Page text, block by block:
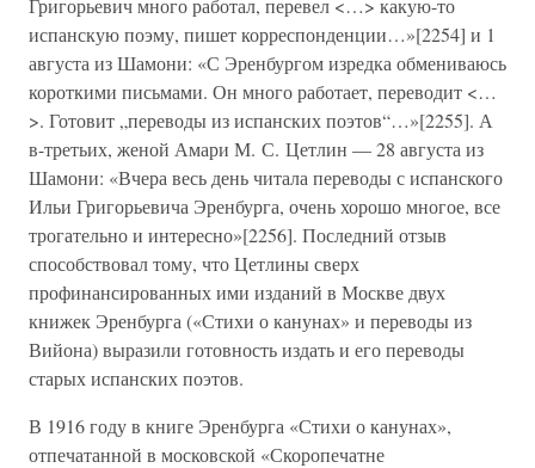
Григорьевич много работал, перевел <…> какую-то
испанскую поэму, пишет корреспонденции…»[2254] и 1
августа из Шамони: «С Эренбургом изредка обмениваюсь
короткими письмами. Он много работает, переводит <…
>. Готовит „переводы из испанских поэтов“…»[2255]. А
в-третьих, женой Амари М. С. Цетлин — 28 августа из
Шамони: «Вчера весь день читала переводы с испанского
Ильи Григорьевича Эренбурга, очень хорошо многое, все
трогательно и интересно»[2256]. Последний отзыв
способствовал тому, что Цетлины сверх
профинансированных ими изданий в Москве двух
книжек Эренбурга («Стихи о канунах» и переводы из
Вийона) выразили готовность издать и его переводы
старых испанских поэтов.
В 1916 году в книге Эренбурга «Стихи о канунах»,
отпечатанной в московской «Скоропечатне